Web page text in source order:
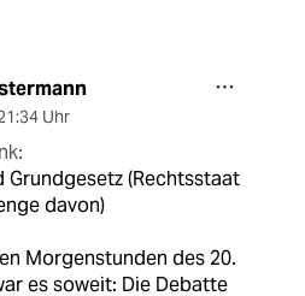
Uhr
Grundgesetz (Rechtsstaat
davon)
Morgenstunden des 20.
es soweit: Die Debatte